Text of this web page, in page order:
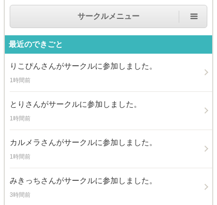
サークルメニュー
最近のできごと
りこぴんさんがサークルに参加しました。
1時間前
とり さんがサークルに参加しました。
1時間前
カルメラ さんがサークルに参加しました。
1時間前
みきっち さんがサークルに参加しました。
3時間前